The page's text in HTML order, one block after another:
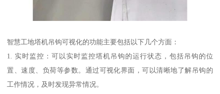
智慧工地塔机吊钩可视化的功能主要包括以下几个方面：
1. 实时监控：可以实时监控塔机吊钩的运行状态，包括吊钩的位
置、速度、负荷等参数。通过可视化界面，可以清晰地了解吊钩的
工作情况，及时发现异常情况。